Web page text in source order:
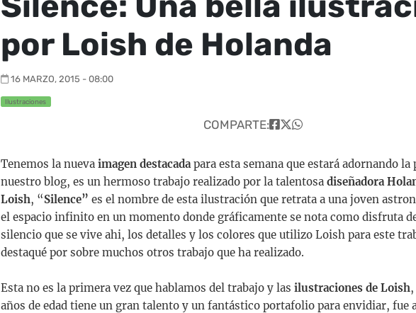
por Loish de Holanda
16 MARZO, 2015 - 08:00
Ilustraciones
COMPARTE:
Tenemos la nueva imagen destacada para esta semana que estará adornando la
nuestro blog, es un hermoso trabajo realizado por la talentosa diseñadora
Loish, “Silence” es el nombre de esta ilustración que retrata a una joven
el espacio infinito en un momento donde gráficamente se nota como disfruta
silencio que se vive ahi, los detalles y los colores que utilizo Loish para este
destaqué por sobre muchos otros trabajo que ha realizado.
Esta no es la primera vez que hablamos del trabajo y las ilustraciones de Loish
años de edad tiene un gran talento y un fantástico portafolio para envidiar, fue